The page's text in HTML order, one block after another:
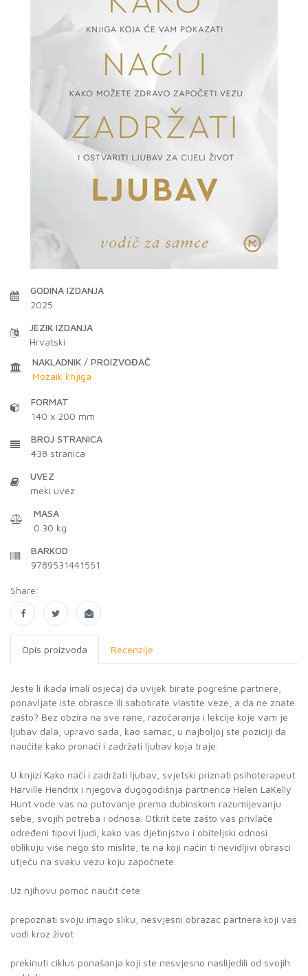
GODINA IZDANJA
2025
JEZIK IZDANJA
Hrvatski
NAKLADNIK / PROIZVOĐAČ
Mozaik knjiga
FORMAT
140 x 200 mm
BROJ STRANICA
438 stranica
UVEZ
meki uvez
MASA
0.30 kg
BARKOD
9789531441551
Share:
Opis proizvoda Recenzije
Jeste li ikada imali osjećaj da uvijek birate pogrešne partnere,
ponavljate iste obrasce ili sabotirate vlastite veze, a da ne znate
zašto? Bez obzira na sve rane, razočaranja i lekcije koje vam je
ljubav dala, upravo sada, kao samac, u najboljoj ste poziciji da
naučite kako pronaći i zadržati ljubav koja traje.
U knjizi Kako naći i zadržati ljubav, svjetski priznati psihoterapeut
Harville Hendrix i njegova dugogodišnja partnerica Helen LaKelly
Hunt vode vas na putovanje prema dubinskom razumijevanju
sebe, svojih potreba i odnosa. Otkrit ćete zašto vas privlače
određeni tipovi ljudi, kako vas djetinjstvo i obiteljski odnosi
oblikuju više nego što mislite, te na koji način ti nevidljivi obrasci
utječu na svaku vezu koju započnete.
Uz njihovu pomoć naučit ćete:
prepoznati svoju imago sliku, nesvjesni obrazac partnera koji vas
vodi kroz život
prekinuti ciklus ponašanja koji ste nesvjesno naslijedili od svojih